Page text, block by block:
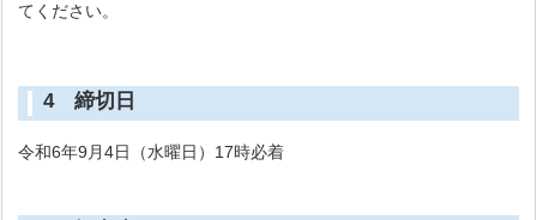
てください。
4 締切日
令和6年9月4日（水曜日）17時必着